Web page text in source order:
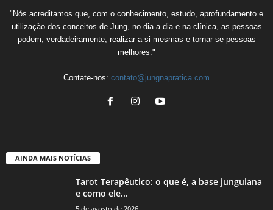
"Nós acreditamos que, com o conhecimento, estudo, aprofundamento e
utilização dos conceitos de Jung, no dia-a-dia e na clínica, as pessoas
podem, verdadeiramente, realizar a si mesmas e tornar-se pessoas
melhores."
Contate-nos: contato@jungnapratica.com
AINDA MAIS NOTÍCIAS
Tarot Terapêutico: o que é, a base junguiana
e como ele...